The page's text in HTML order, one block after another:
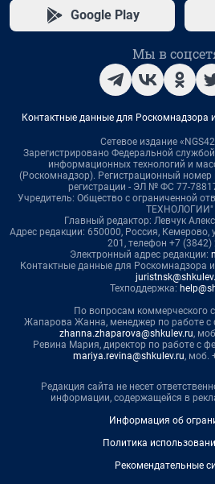
Google Play
Мы в
Контактные данные для Роскомнадзора
Сетевое издание
Зарегистрировано Федеральной
информационных технологий и
(Роскомнадзор). Регистрационный
регистрации - ЭЛ № ФС 77-
Учредитель: Общество с ограниченной
ТЕХНОЛОГИИ"
Главный редактор: Левчук
Адрес редакции: 650000, Россия, Кемерово,
201, телефон +7 (3842)
Электронный адрес редакции:
Контактные данные для Роскомнадзора
Техподдержка:
По вопросам коммерческого
Жапарова Жанна, менеджер по работе
zhanna.zhaparova@shkulev.ru,
Ревина Мария, директор по работе с
mariya.revina@shkulev.ru, моб.
Редакция сайта не несет
информации, содержащейся в
Информация об
Политика
Рекомендательные